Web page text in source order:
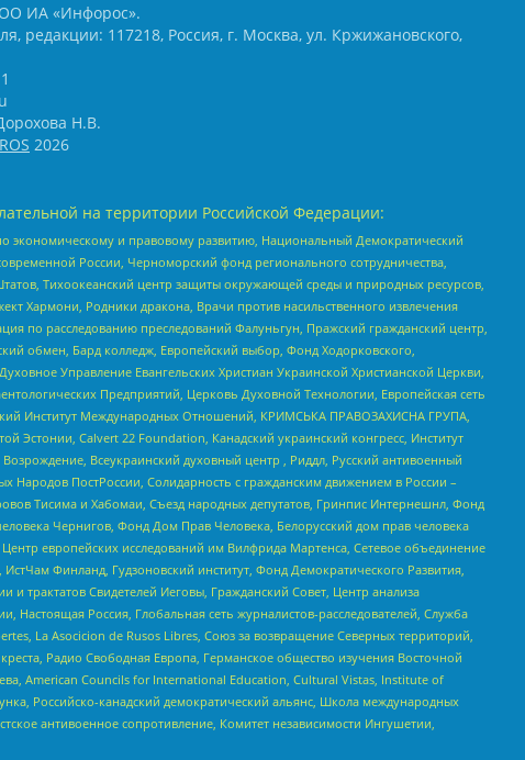
ИА «Инфорос».
редакции: 117218, Россия, г. Москва, ул. Кржижановского,
Н.В.
2026
на территории Российской Федерации:
экономическому и правовому развитию, Национальный Демократический
России, Черноморский фонд регионального сотрудничества,
Тихоокеанский центр защиты окружающей среды и природных ресурсов,
Хармони, Родники дракона, Врачи против насильственного извлечения
по расследованию преследований Фалуньгун, Пражский гражданский центр,
обмен, Бард колледж, Европейский выбор, Фонд Ходорковского,
Управление Евангельских Христиан Украинской Христианской Церкви,
Предприятий, Церковь Духовной Технологии, Европейская сеть
Институт Международных Отношений, КРИМСЬКА ПРАВОЗАХИСНА ГРУПА,
Calvert 22 Foundation, Канадский украинский конгресс, Институт
Всеукраинский духовный центр , Риддл, Русский антивоенный
ПостРоссии, Солидарность с гражданским движением в России –
Тисима и Хабомаи, Съезд народных депутатов, Гринпис Интернешнл, Фонд
Чернигов, Фонд Дом Прав Человека, Белорусский дом прав человека
европейских исследований им Вилфрида Мартенса, Сетевое объединение
Финланд, Гудзоновский институт, Фонд Демократического Развития,
трактатов Свидетелей Иеговы, Гражданский Совет, Центр анализа
Настоящая Россия, Глобальная сеть журналистов-расследователей, Служба
La Asocicion de Rusos Libres, Союз за возвращение Северных территорий,
Радио Свободная Европа, Германское общество изучения Восточной
American Councils for International Education, Cultural Vistas, Institute of
Российско-канадский демократический альянс, Школа международных
антивоенное сопротивление, Комитет независимости Ингушетии,